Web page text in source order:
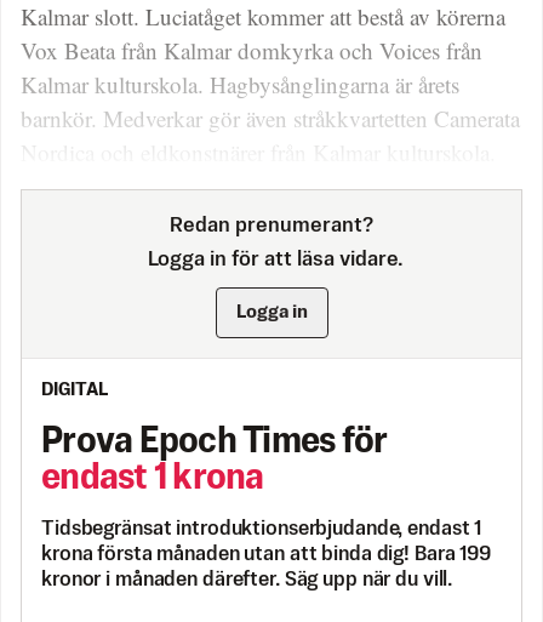
Kalmar slott. Luciatåget kommer att bestå av körerna
Vox Beata från Kalmar domkyrka och Voices från
Kalmar kulturskola. Hagbysånglingarna är årets
barnkör. Medverkar gör även stråkkvartetten Camerata
Nordica och eldkonstnärer från Kalmar kulturskola.
Redan prenumerant?
Logga in för att läsa vidare.
Logga in
DIGITAL
Prova Epoch Times för
endast 1 krona
Tidsbegränsat introduktionserbjudande, endast 1
krona första månaden utan att binda dig! Bara 199
kronor i månaden därefter. Säg upp när du vill.